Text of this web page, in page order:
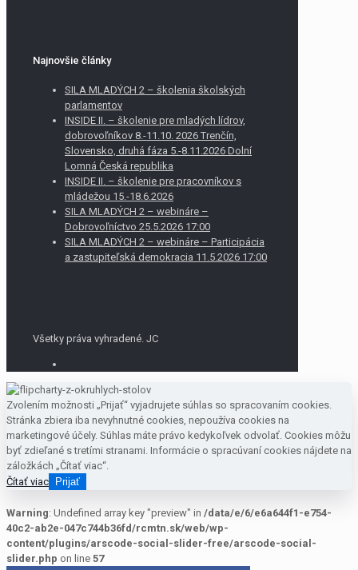
Najnovšie články
SILA MLADÝCH 2 – školenia školských
parlamentov
INSIDE II. – školenie pre mladých lídrov,
dobrovoľníkov 8.-11.10. 2026 Trenčín,
Slovensko, druhá fáza 5.-8.11.2026 Dolní
Lomná Česká republika
INSIDE II. – školenie pre pracovníkov s
mládežou 15.-18.6.2026
SILA MLADÝCH 2 – webináre –
Dobrovoľníctvo 25.5.2026 17:00
SILA MLADÝCH 2 – webináre – Participácia
a zastupiteľská demokracia 11.5.2026 17:00
Všetky práva vyhradené. JC
Zvolením možnosti „Prijať“ vyjadrujete súhlas so spracovaním cookies.
Stránka zbiera iba nevyhnutné cookies, nepoužíva cookies na
marketingové účely. Súhlas máte právo kedykoľvek odvolať. Cookies môžu
byť zdieľané s tretími stranami. Informácie o spracúvaní cookies nájdete na
záložkách „Čítať viac“.
Čítať viac Prijať
Warning: Undefined array key "preview" in /data/e/6/e6a644f1-e754-
40c2-ab2e-047c744b36fd/rcmtn.sk/web/wp-
content/plugins/arscode-social-slider-free/arscode-social-
slider.php on line 57